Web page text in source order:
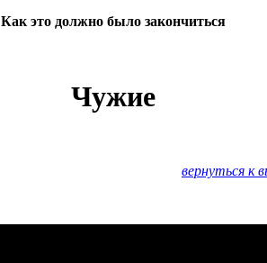
Как это должно было закончиться
Чужие
вернуться к